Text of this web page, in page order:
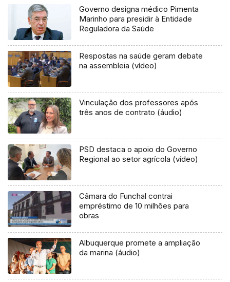
Governo designa médico Pimenta
Marinho para presidir à Entidade
Reguladora da Saúde
Respostas na saúde geram debate
na assembleia (vídeo)
Vinculação dos professores após
três anos de contrato (áudio)
PSD destaca o apoio do Governo
Regional ao setor agrícola (vídeo)
Câmara do Funchal contrai
empréstimo de 10 milhões para
obras
Albuquerque promete a ampliação
da marina (áudio)